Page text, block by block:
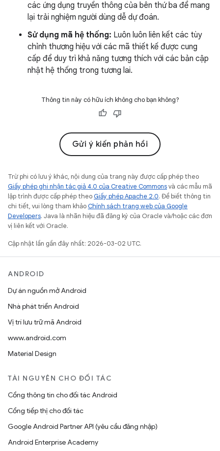
các ứng dụng truyền thông của bên thứ ba để mang
lại trải nghiệm người dùng dễ dự đoán.
Sử dụng mã hệ thống: Luôn luôn liên kết các tùy
chỉnh thương hiệu với các mã thiết kế được cung
cấp để duy trì khả năng tương thích với các bản cập
nhật hệ thống trong tương lai.
Thông tin này có hữu ích không cho bạn không?
Gửi ý kiến phản hồi
Trừ phi có lưu ý khác, nội dung của trang này được cấp phép theo
Giấy phép ghi nhận tác giả 4.0 của Creative Commonsvà các mẫu mã
lập trình được cấp phép theoGiấy phép Apache 2.0. Để biết thông tin
chi tiết, vui lòng tham khảoChính sách trang web của Google
Developers. Java là nhãn hiệu đã đăng ký của Oracle và/hoặc các đơn
vị liên kết với Oracle.
Cập nhật lần gần đây nhất: 2026-03-02 UTC.
ANDROID
Dự án nguồn mở Android
Nhà phát triển Android
Vị trí lưu trữ mã Android
www.android.com
Material Design
TÀI NGUYÊN CHO ĐỐI TÁC
Cổng thông tin cho đối tác Android
Cổng tiếp thị cho đối tác
Google Android Partner API (yêu cầu đăng nhập)
Android Enterprise Academy